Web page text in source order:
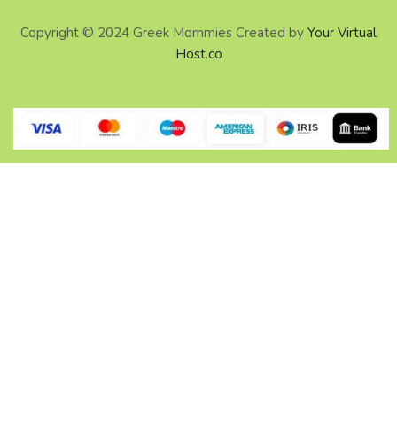
Copyright © 2024 Greek Mommies Created by Your Virtual
Host.co